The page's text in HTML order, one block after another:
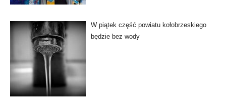
W piątek część powiatu kołobrzeskiego
będzie bez wody